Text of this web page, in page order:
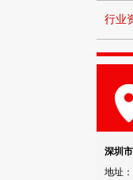
行业
深圳
地址